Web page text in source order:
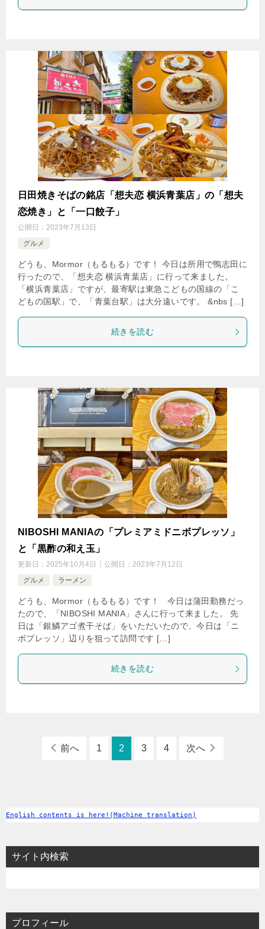
日田焼きそばの銘店「想夫恋 横浜青葉店」の「想夫
恋焼き」と「一口餃子」
公開日： 2023年7月13日
グルメ
どうも、Mormor（もるもる）です！ 今日は所用で鴨志田に
行ったので、「想夫恋 横浜青葉店」に行って来ました。
「横浜青葉店」ですが、最寄駅は東急こどもの国線の「こ
どもの国駅」で、「青葉台駅」は大分遠いです。 &nbs […]
続きを読む
NIBOSHI MANIAの「プレミアミドニボプレッソ」
と「黒酢の和え玉」
更新日： 2025年10月4日 公開日： 2023年7月12日
グルメ
ラーメン
どうも、Mormor（もるもる）です！ 今日は蒲田勤務だっ
たので、「NIBOSHI MANIA」さんに行って来ました。 先
日は「銀鱗アゴ煮干そば」をいただいたので、今日は「ニ
ボプレッソ」辺りを狙って訪問です […]
続きを読む
前へ 1 2 3 4 次へ
English contents is here!(Machine translation)
サイト内検索
プロフィール